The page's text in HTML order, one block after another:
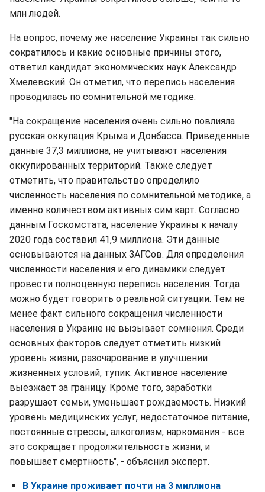
млн людей.
На вопрос, почему же население Украины так сильно
сократилось и какие основные причины этого,
ответил кандидат экономических наук Александр
Хмелевский. Он отметил, что перепись населения
проводилась по сомнительной методике.
"На сокращение населения очень сильно повлияла
русская оккупация Крыма и Донбасса. Приведенные
данные 37,3 миллиона, не учитывают населения
оккупированных территорий. Также следует
отметить, что правительство определило
численность населения по сомнительной методике, а
именно количеством активных сим карт. Согласно
данным Госкомстата, население Украины к началу
2020 года составил 41,9 миллиона. Эти данные
основываются на данных ЗАГСов. Для определения
численности населения и его динамики следует
провести полноценную перепись населения. Тогда
можно будет говорить о реальной ситуации. Тем не
менее факт сильного сокращения численности
населения в Украине не вызывает сомнения. Среди
основных факторов следует отметить низкий
уровень жизни, разочарование в улучшении
жизненных условий, тупик. Активное население
выезжает за границу. Кроме того, заработки
разрушает семьи, уменьшает рождаемость. Низкий
уровень медицинских услуг, недостаточное питание,
постоянные стрессы, алкоголизм, наркомания - все
это сокращает продолжительность жизни, и
повышает смертность", - объяснил эксперт.
В Украине проживает почти на 3 миллиона